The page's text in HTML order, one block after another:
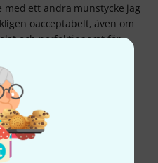
med ett andra munstycke jag
oacceptabelt, även om
och perfektionerat för
kontrollerade jag
allt var helt inom
av allt: vad gäller ljud,
och design är
hittills hittat för min
spelar 3,5" rörblad med en
mycket rikt och fylligt,